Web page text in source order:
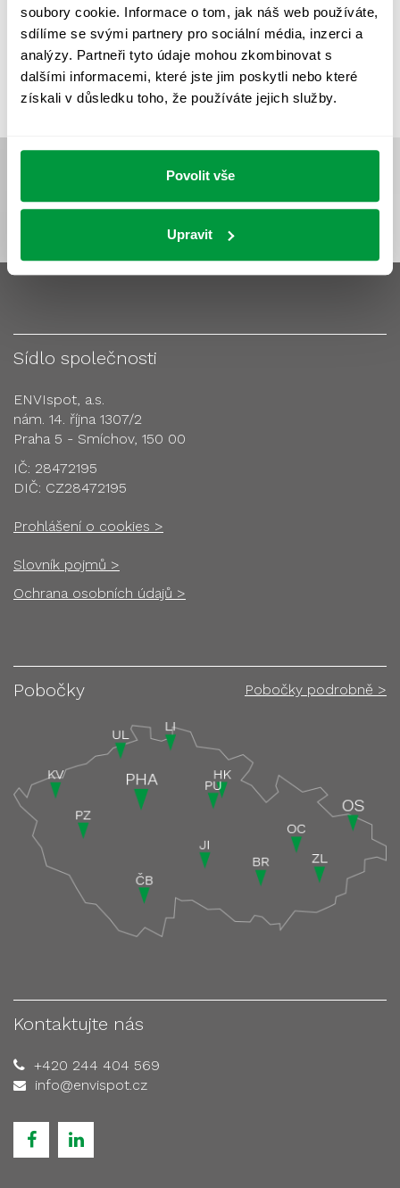
soubory cookie. Informace o tom, jak náš web používáte,
sdílíme se svými partnery pro sociální média, inzerci a
analýzy. Partneři tyto údaje mohou zkombinovat s
dalšími informacemi, které jste jim poskytli nebo které
získali v důsledku toho, že používáte jejich služby.
Povolit vše
Upravit
VÝPOČTY A NÁVRHY
ZKOUŠKY NOUZOVÉHO OSVĚTLENÍ
Sídlo společnosti
ENVIspot, a.s.
nám. 14. října 1307/2
Praha 5 - Smíchov, 150 00
IČ: 28472195
DIČ: CZ28472195
Prohlášení o cookies >
Slovník pojmů >
Ochrana osobních údajů >
Pobočky Pobočky podrobně >
Kontaktujte nás
+420 244 404 569
info@envispot.cz